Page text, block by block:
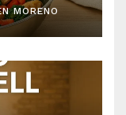
MORENO